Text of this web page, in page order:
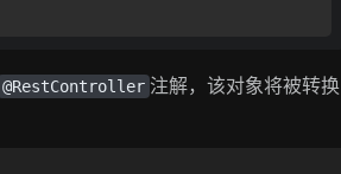
@RestController 注解，该对象将被转换